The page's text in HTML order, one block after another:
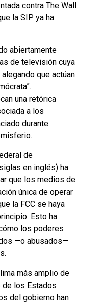
contra The Wall
la SIP ya ha
abiertamente
de televisión cuya
que actúan
una retórica
a los
durante
de
en inglés) ha
que los medios de
única de operar
la FCC se haya
Esto ha
los poderes
—o abusados—
más amplio de
los Estados
del gobierno han